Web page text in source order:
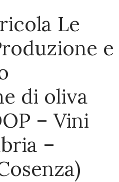
Le
e
di oliva
– Vini
–